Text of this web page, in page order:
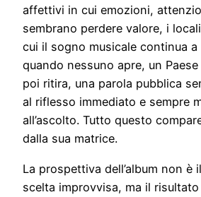
affettivi in cui emozioni,
sembrano perdere valore, i
cui il sogno musicale continua a
quando nessuno apre, un
poi ritira, una parola pubblica
al riflesso immediato e sempre
all’ascolto. Tutto questo
dalla sua matrice.
La prospettiva dell’album non è
scelta improvvisa, ma il risultato